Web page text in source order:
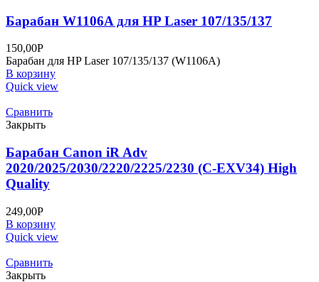
Барабан W1106A для HP Laser 107/135/137
150,00Р
Барабан для HP Laser 107/135/137 (W1106A)
В корзину
Quick view
Сравнить
Закрыть
Барабан Canon iR Adv
2020/2025/2030/2220/2225/2230 (C-EXV34) High
Quality
249,00Р
В корзину
Quick view
Сравнить
Закрыть